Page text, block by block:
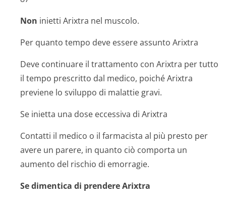
Non inietti Arixtra nel muscolo.
Per quanto tempo deve essere assunto Arixtra
Deve continuare il trattamento con Arixtra per tutto
il tempo prescritto dal medico, poiché Arixtra
previene lo sviluppo di malattie gravi.
Se inietta una dose eccessiva di Arixtra
Contatti il medico o il farmacista al più presto per
avere un parere, in quanto ciò comporta un
aumento del rischio di emorragie.
Se dimentica di prendere Arixtra